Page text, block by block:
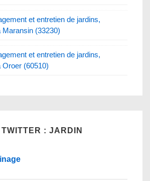
et entretien de jardins,
(33230)
et entretien de jardins,
(60510)
: JARDIN